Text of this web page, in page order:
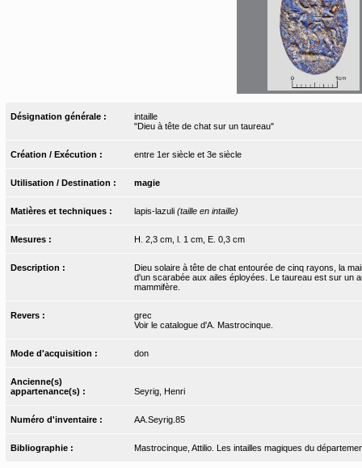
Désignation générale :
intaille
"Dieu à tête de chat sur un taureau"
Création / Exécution : entre 1er siècle et 3e siècle
Utilisation / Destination : magie
Matières et techniques : lapis-lazuli (taille en intaille)
Mesures : H. 2,3 cm, l. 1 cm, E. 0,3 cm
Description :
Dieu solaire à tête de chat entourée de cinq rayons, la
d'un scarabée aux ailes éployées. Le taureau est sur un
mammifère.
Revers :
grec
Voir le catalogue d'A. Mastrocinque.
Mode d'acquisition : don
Ancienne(s)
appartenance(s) :
Seyrig, Henri
Numéro d'inventaire : AA.Seyrig.85
Bibliographie : Mastrocinque, Attilio. Les intailles magiques du